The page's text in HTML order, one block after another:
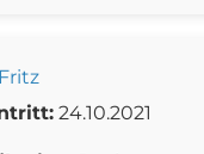
24.10.2021